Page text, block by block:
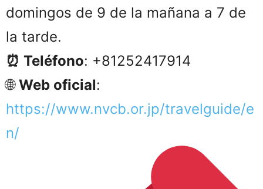
domingos de 9 de la mañana a 7 de
la tarde.
⏰ Teléfono: +81252417914
🌐Web oficial:
https://www.nvcb.or.jp/travelguide/e
n/